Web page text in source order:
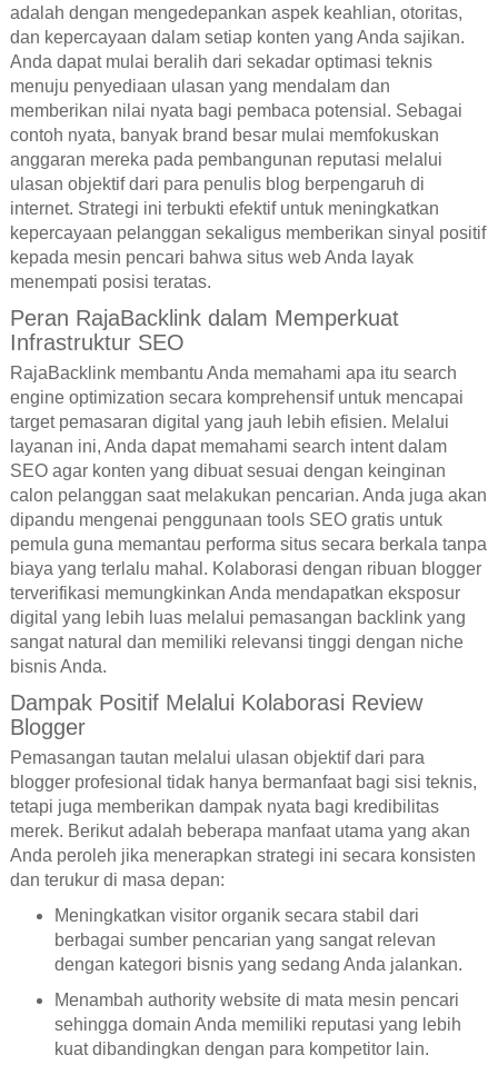
adalah dengan mengedepankan aspek keahlian, otoritas,
dan kepercayaan dalam setiap konten yang Anda sajikan.
Anda dapat mulai beralih dari sekadar optimasi teknis
menuju penyediaan ulasan yang mendalam dan
memberikan nilai nyata bagi pembaca potensial. Sebagai
contoh nyata, banyak brand besar mulai memfokuskan
anggaran mereka pada pembangunan reputasi melalui
ulasan objektif dari para penulis blog berpengaruh di
internet. Strategi ini terbukti efektif untuk meningkatkan
kepercayaan pelanggan sekaligus memberikan sinyal positif
kepada mesin pencari bahwa situs web Anda layak
menempati posisi teratas.
Peran RajaBacklink dalam Memperkuat
Infrastruktur SEO
RajaBacklink membantu Anda memahami apa itu search
engine optimization secara komprehensif untuk mencapai
target pemasaran digital yang jauh lebih efisien. Melalui
layanan ini, Anda dapat memahami search intent dalam
SEO agar konten yang dibuat sesuai dengan keinginan
calon pelanggan saat melakukan pencarian. Anda juga akan
dipandu mengenai penggunaan tools SEO gratis untuk
pemula guna memantau performa situs secara berkala tanpa
biaya yang terlalu mahal. Kolaborasi dengan ribuan blogger
terverifikasi memungkinkan Anda mendapatkan eksposur
digital yang lebih luas melalui pemasangan backlink yang
sangat natural dan memiliki relevansi tinggi dengan niche
bisnis Anda.
Dampak Positif Melalui Kolaborasi Review
Blogger
Pemasangan tautan melalui ulasan objektif dari para
blogger profesional tidak hanya bermanfaat bagi sisi teknis,
tetapi juga memberikan dampak nyata bagi kredibilitas
merek. Berikut adalah beberapa manfaat utama yang akan
Anda peroleh jika menerapkan strategi ini secara konsisten
dan terukur di masa depan:
Meningkatkan visitor organik secara stabil dari
berbagai sumber pencarian yang sangat relevan
dengan kategori bisnis yang sedang Anda jalankan.
Menambah authority website di mata mesin pencari
sehingga domain Anda memiliki reputasi yang lebih
kuat dibandingkan dengan para kompetitor lain.